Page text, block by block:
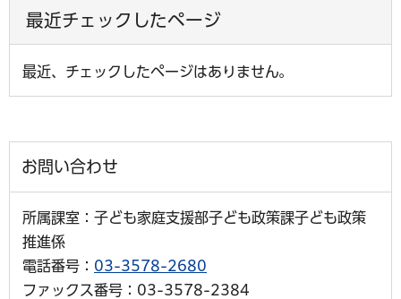
最近チェックしたページ
最近、チェックしたページはありません。
お問い合わせ
所属課室：子ども家庭支援部子ども政策課子ども政策
推進係
電話番号： 03-3578-2680
ファックス番号：03-3578-2384